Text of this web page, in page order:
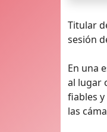
Titular
sesión
En una
al lugar
fiables
las